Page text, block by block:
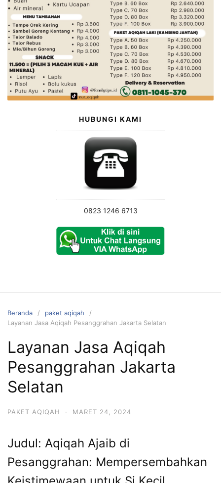
HUBUNGI KAMI
0823 1246 6713
Beranda
paket aqiqah
Layanan Jasa Aqiqah Pesanggrahan Jakarta Selatan
Layanan Jasa Aqiqah
Pesanggrahan Jakarta
Selatan
PAKET AQIQAH · MARET 24, 2024
Judul: Aqiqah Ajaib di
Pesanggrahan: Mempersembahkan